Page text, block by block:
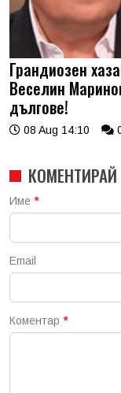
Грандиозен
Веселин
дългове!
08 Aug 14:10
КОМЕНТИРАЙ
Име *
Email
Коментар *